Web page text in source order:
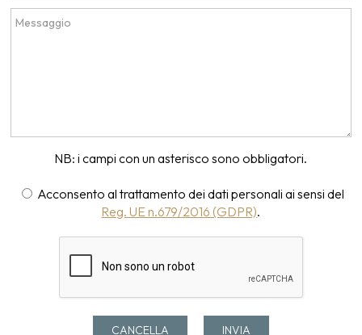
NB: i campi con un asterisco sono obbligatori.
Acconsento al trattamento dei dati personali ai sensi del
Reg. UE n.679/2016 (GDPR).